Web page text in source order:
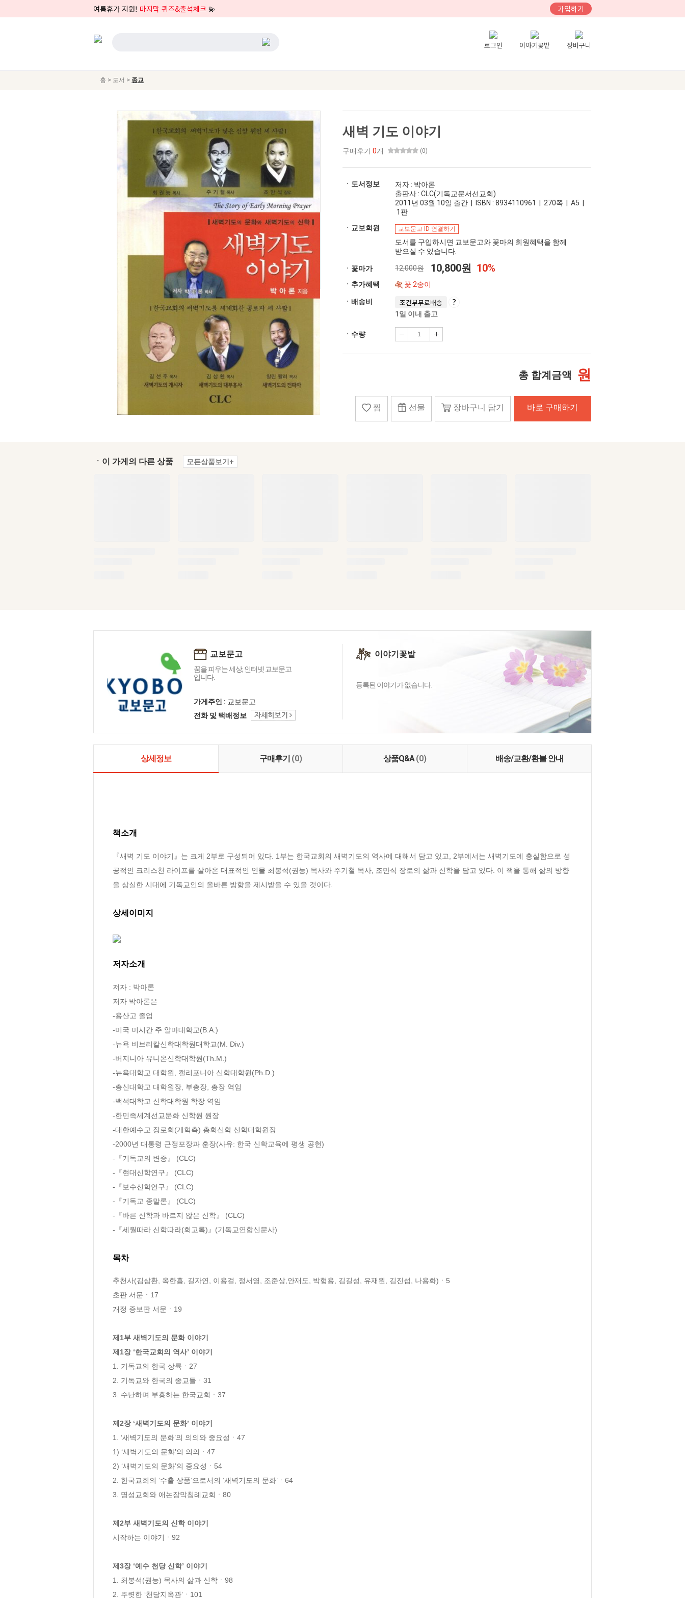
여름휴가 지원! 마지막 퀴즈&출석체크 💫 가입하기
로그인 이야기꽃밭 장바구니
홈 > 도서 > 종교
새벽 기도 이야기
구매후기 0개 (0)
ㆍ도서정보
저자 : 박아론
출판사 : CLC(기독교문서선교회)
2011년 03월 10일 출간 | ISBN : 8934110961 | 270쪽 | A5 |
1판
ㆍ교보회원
교보문고 ID 연결하기
도서를 구입하시면 교보문고와 꽃마의 회원혜택을 함께
받으실 수 있습니다.
ㆍ꽃마가 12,000원 10,800원 10%
ㆍ추가혜택 꽃 2송이
ㆍ배송비 조건부무료배송
1일 이내 출고
ㆍ수량
총 합계금액 원
찜 선물 장바구니 담기 바로 구매하기
ㆍ이 가게의 다른 상품 모든상품보기+
교보문고
꿈을 피우는 세상, 인터넷 교보문고
입니다.
가게주인 : 교보문고
전화 및 택배정보
이야기꽃밭
등록된 이야기가 없습니다.
상세정보 구매후기 (0) 상품Q&A(0) 배송/교환/환불 안내
책소개
『새벽 기도 이야기』는 크게 2부로 구성되어 있다. 1부는 한국교회의 새벽기도의 역사에 대해서 담고 있고, 2부에서는 새벽기도에 충실함으로 성
공적인 크리스천 라이프를 살아온 대표적인 인물 최봉석(권능) 목사와 주기철 목사, 조만식 장로의 삶과 신학을 담고 있다. 이 책을 통해 삶의 방향
을 상실한 시대에 기독교인의 올바른 방향을 제시받을 수 있을 것이다.
상세이미지
저자소개
저자 : 박아론
저자 박아론은
-용산고 졸업
-미국 미시간 주 알마대학교(B.A.)
-뉴욕 비브리칼신학대학원대학교(M. Div.)
-버지니아 유니온신학대학원(Th.M.)
-뉴욕대학교 대학원, 캘리포니아 신학대학원(Ph.D.)
-총신대학교 대학원장, 부총장, 총장 역임
-백석대학교 신학대학원 학장 역임
-한민족세계선교문화 신학원 원장
-대한예수교 장로회(개혁측) 총회신학 신학대학원장
-2000년 대통령 근정포장과 훈장(사유: 한국 신학교육에 평생 공헌)
-『기독교의 변증』 (CLC)
-『현대신학연구』 (CLC)
-『보수신학연구』 (CLC)
-『기독교 종말론』 (CLC)
-『바른 신학과 바르지 않은 신학』 (CLC)
-『세월따라 신학따라(회고록)』(기독교연합신문사)
목차
추천사(김삼환, 옥한흠, 길자연, 이용걸, 정서영, 조준상,안재도, 박형용, 김길성, 유재원, 김진섭, 나용화)ㆍ5
초판 서문ㆍ17
개정 증보판 서문ㆍ19
제1부 새벽기도의 문화 이야기
제1장 ‘한국교회의 역사’ 이야기
1. 기독교의 한국 상륙ㆍ27
2. 기독교와 한국의 종교들ㆍ31
3. 수난하며 부흥하는 한국교회ㆍ37
제2장 ‘새벽기도의 문화’ 이야기
1. ‘새벽기도의 문화’의 의의와 중요성ㆍ47
1) ‘새벽기도의 문화’의 의의ㆍ47
2) ‘새벽기도의 문화’의 중요성ㆍ54
2. 한국교회의 ‘수출 상품’으로서의 ‘새벽기도의 문화’ㆍ64
3. 명성교회와 애논장막침례교회ㆍ80
제2부 새벽기도의 신학 이야기
시작하는 이야기ㆍ92
제3장 ‘예수 천당 신학’ 이야기
1. 최봉석(권능) 목사의 삶과 신학ㆍ98
2. 뚜렷한 ‘천당지옥관’ㆍ101